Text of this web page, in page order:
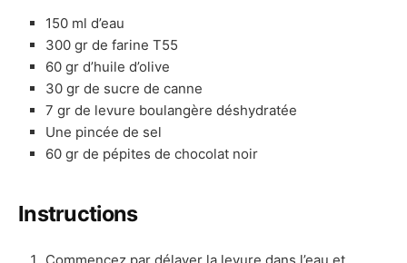
150 ml d’eau
300 gr de farine T55
60 gr d’huile d’olive
30 gr de sucre de canne
7 gr de levure boulangère déshydratée
Une pincée de sel
60 gr de pépites de chocolat noir
Instructions